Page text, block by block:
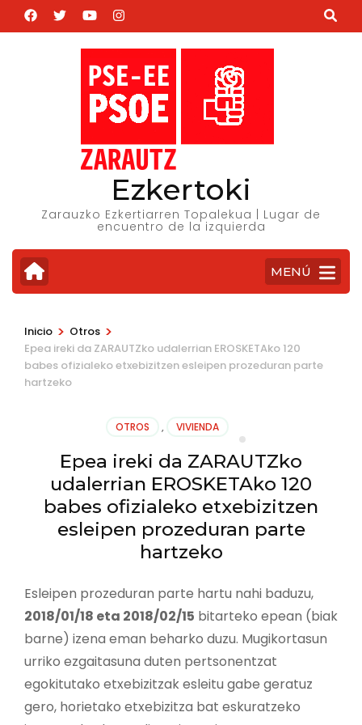
Saltar
al
Ezkertoki
Zarauzko Ezkertiarren Topalekua | Lugar de
encuentro de la izquierda
MENÚ
Inicio > Otros >
Epea ireki da ZARAUTZko udalerrian EROSKETAko 120
babes ofizialeko etxebizitzen esleipen prozeduran parte
hartzeko
OTROS , VIVIENDA
Epea ireki da ZARAUTZko
udalerrian EROSKETAko 120
babes ofizialeko etxebizitzen
esleipen prozeduran parte
hartzeko
Esleipen prozeduran parte hartu nahi baduzu,
2018/01/18 eta 2018/02/15 bitarteko epean (biak
barne) izena eman beharko duzu. Mugikortasun
urriko ezgaitasuna duten pertsonentzat
egokitutako etxebizitzak esleitu gabe geratuz
gero, horietako etxebizitza bat eskuratzeko